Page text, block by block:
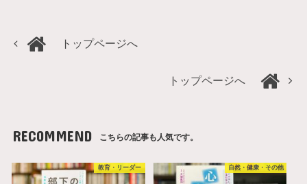
トップページへ
トップページへ
RECOMMEND こちらの記事も人気です。
教育・リーダー 自然・健康・その他